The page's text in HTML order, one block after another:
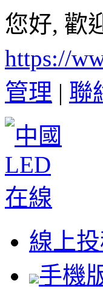
您好, 歡
https://
管理 | 聯
線上
手機